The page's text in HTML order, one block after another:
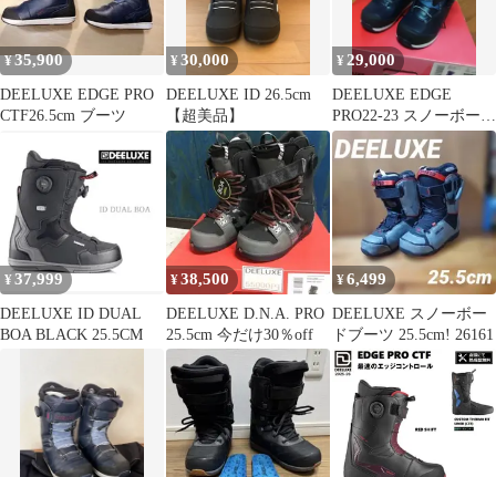
¥35,900
DEELUXE EDGE PRO
CTF26.5cm ブーツ
¥30,000
DEELUXE ID 26.5cm
【超美品】
¥29,000
DEELUXE EDGE
PRO22-23 スノーボード
ブーツ
¥37,999
DEELUXE ID DUAL
BOA BLACK 25.5CM
¥38,500
DEELUXE D.N.A. PRO
25.5cm 今だけ30％off
¥6,499
DEELUXE スノーボー
ドブーツ 25.5cm! 26161